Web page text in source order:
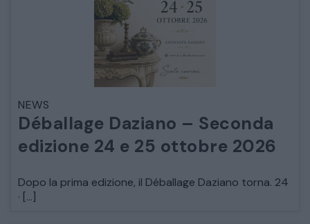
NEWS
Déballage Daziano – Seconda
edizione 24 e 25 ottobre 2026
Dopo la prima edizione, il Déballage Daziano torna. 24
· […]